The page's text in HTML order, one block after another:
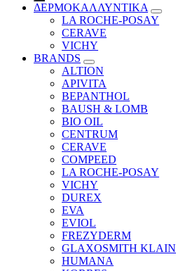
ΔΕΡΜΟΚΑΛΛΥΝΤΙΚΑ
LA ROCHE-POSAY
CERAVE
VICHY
BRANDS
ALTION
APIVITA
BEPANTHOL
BAUSH & LOMB
BIO OIL
CENTRUM
CERAVE
COMPEED
LA ROCHE-POSAY
VICHY
DUREX
EVA
EVIOL
FREZYDERM
GLAXOSMITH KLAIN
HUMANA